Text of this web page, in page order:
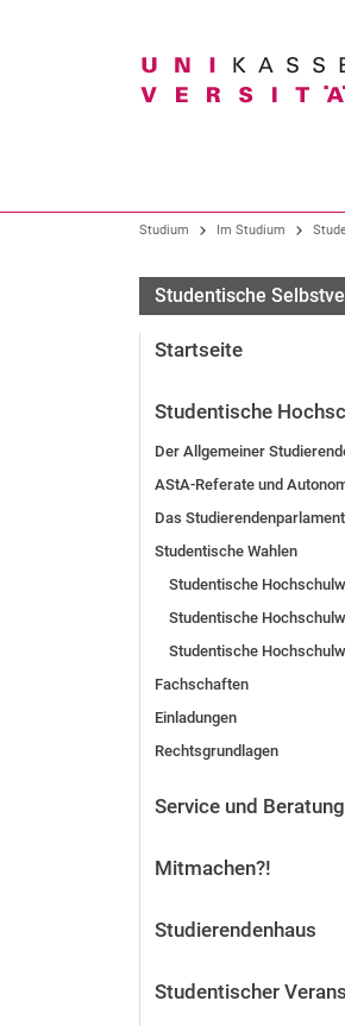
Unser Profil
Organisation
Fachbereiche und Institute
Arbeitgeberin
Stellenangebote
Alum­ni und Freunde
Kontakt und Standorte
Studium im Überblick
Alle Studiengänge
Bachelor-Studiengänge
Lehramtsstudium
Studiengänge der Kunsthochschule
Neue Studienangebote
Vor der Bewerbung
Nach der Bewerbung
Kontakt und Beratung
Forschung im Überblick
Forschungsschwerpunkte
Forschungs- und
Wissens- und
Studium Im Studium
Studentische
Startseite
Studentische
Der Allgemeiner
AStA-Referate und
Das
Studentische Wahlen
Studentische
Studentische
Studentische
Fachschaften
Einladungen
Rechtsgrundlagen
Service und Beratung
Mitmachen?!
Studierendenhaus
Studentischer